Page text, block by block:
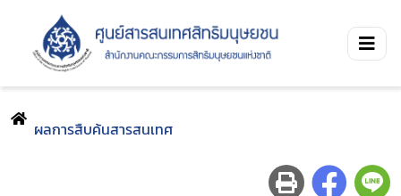
ผลการสืบค้นสารสนเทศ